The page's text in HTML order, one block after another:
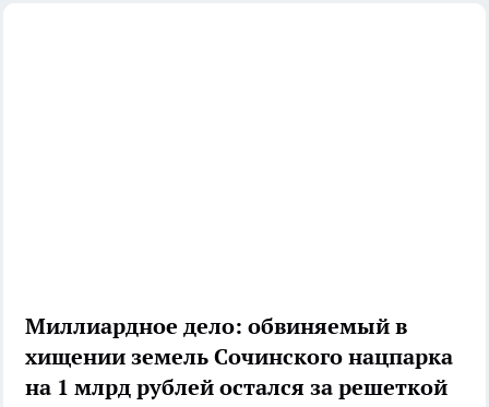
Миллиардное дело: обвиняемый в
хищении земель Сочинского нацпарка
на 1 млрд рублей остался за решеткой